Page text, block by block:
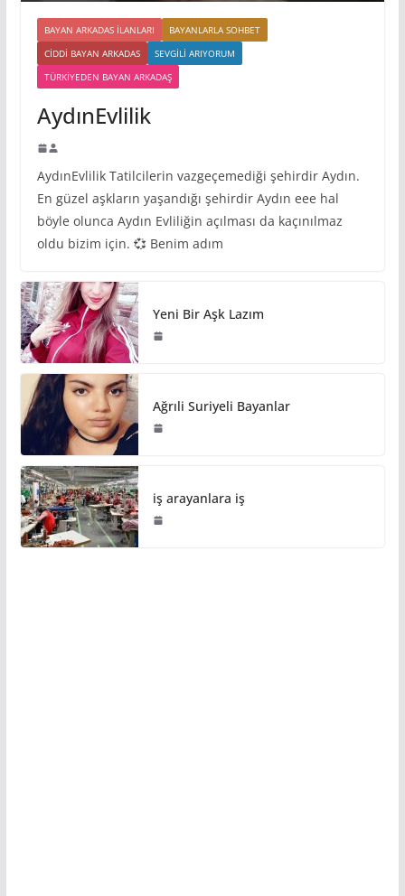
BAYAN ARKADAS ILANLARI
BAYANLARLA SOHBET
CIDDI BAYAN ARKADAS
SEVGILI ARIYORUM
TÜRKIYEDEN BAYAN ARKADAŞ
AydınEvlilik
AydınEvlilik Tatilcilerin vazgeçemediği şehirdir Aydın.
En güzel aşkların yaşandığı şehirdir Aydın eee hal
böyle olunca Aydın Evliliğin açılması da kaçınılmaz
oldu bizim için. 💞 Benim adım
Yeni Bir Aşk Lazım
Ağrıli Suriyeli Bayanlar
iş arayanlara iş